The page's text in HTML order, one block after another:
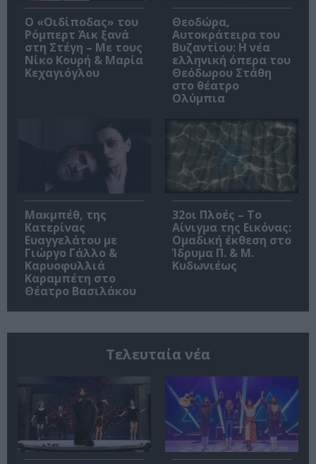
O «Οιδίποδας» του
Ρόμπερτ Άικ ξανά
στη Στέγη – Με τους
Νίκο Κουρή & Μαρία
Κεχαγιόγλου
Θεοδώρα,
Αυτοκράτειρα του
Βυζαντίου: Η νέα
ελληνική όπερα του
Θεόδωρου Στάθη
στο θέατρο
Ολύμπια
Μακμπέθ, της
Κατερίνας
Ευαγγελάτου με
Γιώργο Γάλλο &
Καρυοφυλλιά
Καραμπέτη στο
Θέατρο Βασιλάκου
32οι Πλοές – Το
Αίνιγμα της Εικόνας:
Ομαδική έκθεση στο
Ίδρυμα Π. & Μ.
Κυδωνιέως
Τελευταία νέα